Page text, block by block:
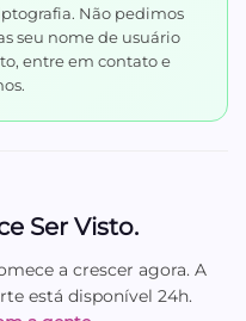
Não pedimos
seu nome de usuário
entre em contato e
Ser Visto.
a crescer agora. A
está disponível 24h.